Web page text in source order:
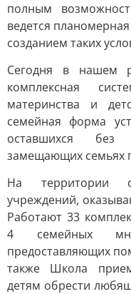
полным
ведется
созданием таких
Сегодня в нашем
комплексная
материнства и
семейная форма
оставшихся
замещающих семьях
На территории
учреждений,
Работают 33
4 семейных
предоставляющих
также Школа
детям обрести